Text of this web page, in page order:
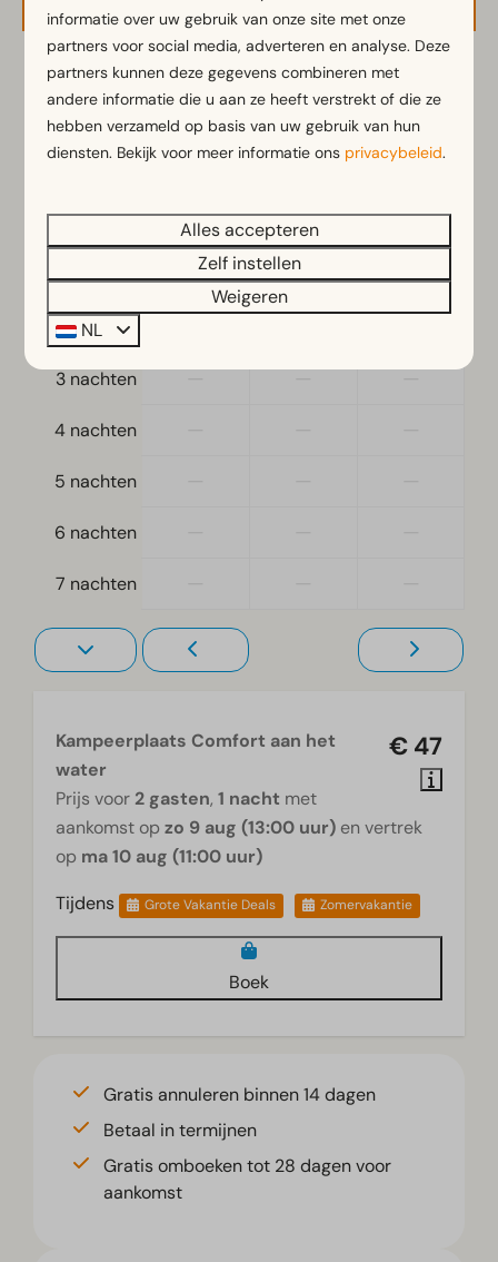
2 gasten
zo09-08-2026 ma10-08-2026
za
8 aug
zo
9 aug
ma
1 nacht
— € 47 € 47
2 nachten
3 nachten — — —
4 nachten
5 nachten
6 nachten
7 nachten
€ 47
Kampeerplaats Comfort aan het
water
Prijs voor 2 gasten, 1 nacht met
aankomst op zo 9 aug (13:00 uur) en vertrek
op ma 10 aug (11:00 uur)
Tijdens
Grote Vakantie Deals Zomervakantie
Boek
Gratis annuleren binnen 14 dagen
Betaal in termijnen
Gratis omboeken tot 28 dagen voor
aankomst
informatie over uw gebruik van onze site met onze
partners voor social media, adverteren en analyse. Deze
partners kunnen deze gegevens combineren met
andere informatie die u aan ze heeft verstrekt of die ze
hebben verzameld op basis van uw gebruik van hun
diensten. Bekijk voor meer informatie ons privacybeleid.
Alles accepteren
Zelf instellen
Weigeren
NL